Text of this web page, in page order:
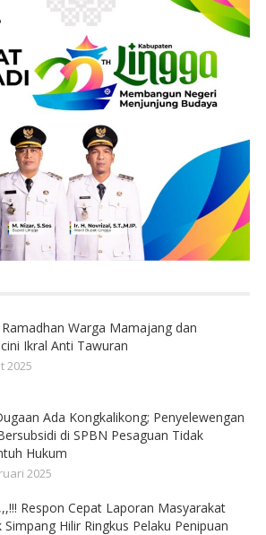
Ramadhan Warga Mamajang dan
Ikral Anti Tawuran
2025
Ada Kongkalikong; Penyelewengan
di SPBN Pesaguan Tidak
Hukum
2025
Respon Cepat Laporan Masyarakat
Simpang Hilir Ringkus Pelaku Penipuan